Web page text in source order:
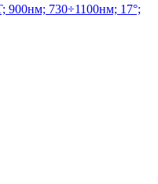
730÷1100нм; 17°;